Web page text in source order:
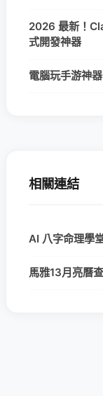
2026 最新！
式開發神器
電腦玩手游神
相關連結
AI 八字命理學
馬雅13月亮曆